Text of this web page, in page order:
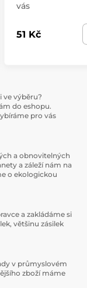
vás
51 Kč
ve výběru?
do eshopu.
pro vás
a obnovitelných
a záleží nám na
o ekologickou
a zakládáme si
většinu zásilek
v průmyslovém
zboží máme